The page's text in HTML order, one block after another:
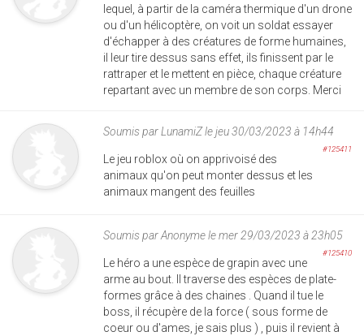
lequel, à partir de la caméra thermique d'un drone
ou d'un hélicoptère, on voit un soldat essayer
d'échapper à des créatures de forme humaines,
il leur tire dessus sans effet, ils finissent par le
rattraper et le mettent en pièce, chaque créature
repartant avec un membre de son corps. Merci
Soumis parLunamiZle jeu 30/03/2023 à 14h44
#125411
Le jeu roblox où on apprivoisé des
animaux qu'on peut monter dessus et les
animaux mangent des feuilles
Soumis parAnonymele mer 29/03/2023 à 23h05
#125410
Le héro a une espèce de grapin avec une
arme au bout. Il traverse des espèces de plate-
formes grâce à des chaines . Quand il tue le
boss, il récupère de la force ( sous forme de
coeur ou d'ames, je sais plus ) , puis il revient à